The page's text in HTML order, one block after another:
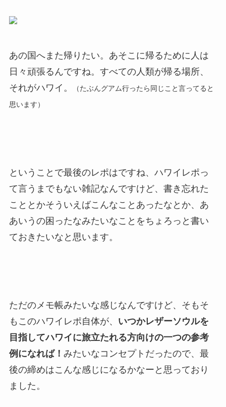
あの国へまた帰りたい。あそこに帰るために人は
日々頑張るんですね。すべての人類が帰る場所、
それがハワイ。
（たぶんグアム行ったら同じこと言ってると
思います）
ということで最後のレポはですね、ハワイレポっ
て言うまでもない雑記なんですけど、書き忘れた
こととかそういえばこんなことあったなとか、あ
あいうの困ったなみたいなことをちょろっと書い
ておきたいなと思います。
ただのメモ帳みたいな感じなんですけど、そもそ
もこのハワイレポ自体が、 いつかレザーソウルを
目指してハワイに旅立たれる方向けの一つの参考
例になれば！ みたいなコンセプトだったので、最
後の締めはこんな感じになるかなーと思っており
ました。